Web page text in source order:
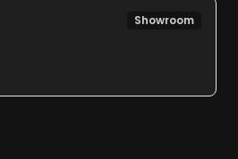
Showroom